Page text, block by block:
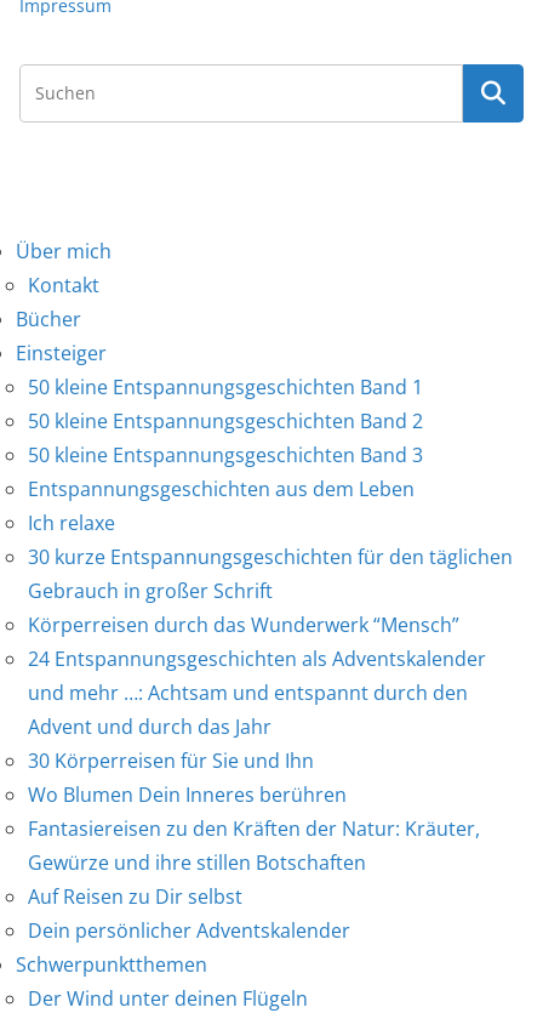
Impressum
Über mich
Kontakt
Bücher
Einsteiger
50 kleine Entspannungsgeschichten Band 1
50 kleine Entspannungsgeschichten Band 2
50 kleine Entspannungsgeschichten Band 3
Entspannungsgeschichten aus dem Leben
Ich relaxe
30 kurze Entspannungsgeschichten für den täglichen
Gebrauch in großer Schrift
Körperreisen durch das Wunderwerk “Mensch”
24 Entspannungsgeschichten als Adventskalender
und mehr …: Achtsam und entspannt durch den
Advent und durch das Jahr
30 Körperreisen für Sie und Ihn
Wo Blumen Dein Inneres berühren
Fantasiereisen zu den Kräften der Natur: Kräuter,
Gewürze und ihre stillen Botschaften
Auf Reisen zu Dir selbst
Dein persönlicher Adventskalender
Schwerpunktthemen
Der Wind unter deinen Flügeln